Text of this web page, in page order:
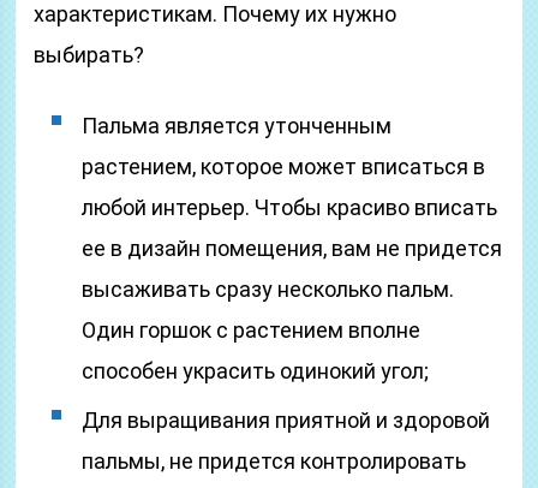
характеристикам. Почему их нужно
выбирать?
Пальма является утонченным
растением, которое может вписаться в
любой интерьер. Чтобы красиво вписать
ее в дизайн помещения, вам не придется
высаживать сразу несколько пальм.
Один горшок с растением вполне
способен украсить одинокий угол;
Для выращивания приятной и здоровой
пальмы, не придется контролировать